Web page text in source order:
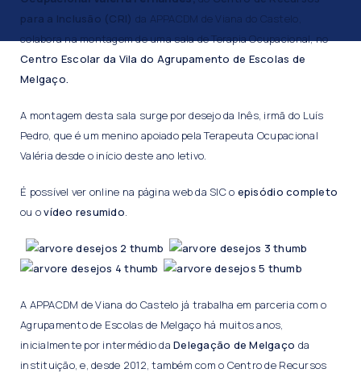
para a Inclusão (CRI) da APPACDM de Viana do Castelo,
colabora na montagem de uma sala de Terapia Ocupacional, no
Centro Escolar da Vila do Agrupamento de Escolas de
Melgaço.
A montagem desta sala surge por desejo da Inês, irmã do Luís
Pedro, que é um menino apoiado pela Terapeuta Ocupacional
Valéria desde o início deste ano letivo.
É possível ver online na página web da SIC o episódio completo
ou ovídeo resumido.
A APPACDM de Viana do Castelo já trabalha em parceria com o
Agrupamento de Escolas de Melgaço há muitos anos,
inicialmente por intermédio daDelegação de Melgaço da
instituição, e, desde 2012, também com o Centro de Recursos